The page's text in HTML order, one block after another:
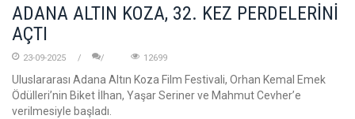
ADANA ALTIN KOZA, 32. KEZ PERDELERİNİ
AÇTI
23-09-2025 12699
Uluslararası Adana Altın Koza Film Festivali, Orhan Kemal Emek
Ödülleri’nin Biket İlhan, Yaşar Seriner ve Mahmut Cevher’e
verilmesiyle başladı.